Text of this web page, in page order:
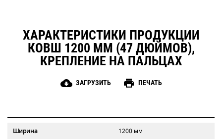
ХАРАКТЕРИСТИКИ ПРОДУКЦИИ
КОВШ 1200 ММ (47 ДЮЙМОВ),
КРЕПЛЕНИЕ НА ПАЛЬЦАХ
cloud_download ЗАГРУЗИТЬ print ПЕЧАТЬ
Ширина 1200 мм